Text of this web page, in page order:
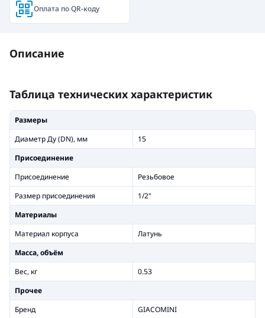
Оплата по QR-коду
Описание
Таблица технических характеристик
Размеры
Диаметр Ду (DN), мм
15
Присоединение
Присоединение
Резьбовое
Размер присоединения
1/2"
Материалы
Материал корпуса
Латунь
Масса, объём
Вес, кг
0.53
Прочее
Бренд
GIACOMINI